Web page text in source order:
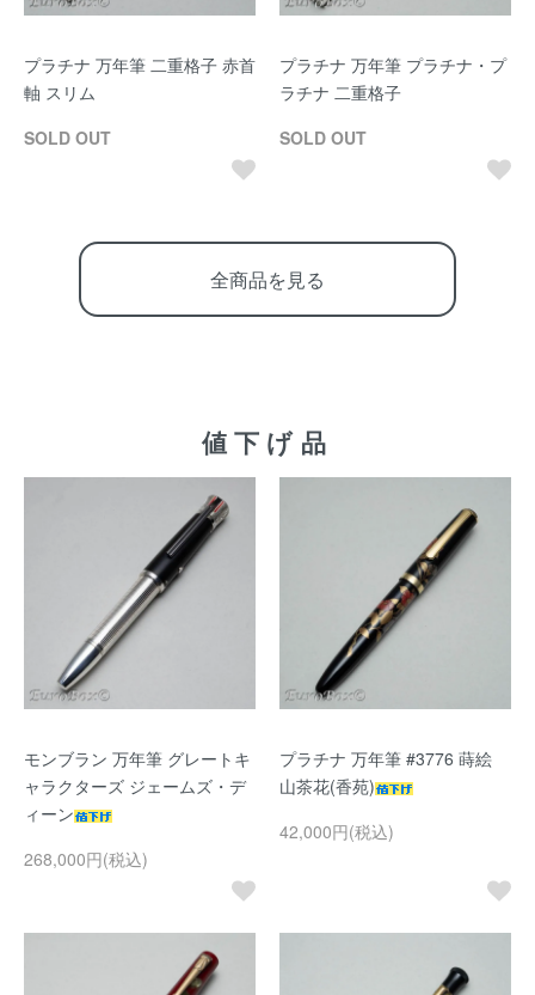
プラチナ 万年筆 二重格子 赤首
軸 スリム
SOLD OUT
プラチナ 万年筆 プラチナ・プ
ラチナ 二重格子
SOLD OUT
全商品を見る
値下げ品
モンブラン 万年筆 グレートキ
ャラクターズ ジェームズ・デ
ィーン
268,000円(税込)
プラチナ 万年筆 #3776 蒔絵
山茶花(香苑)
42,000円(税込)